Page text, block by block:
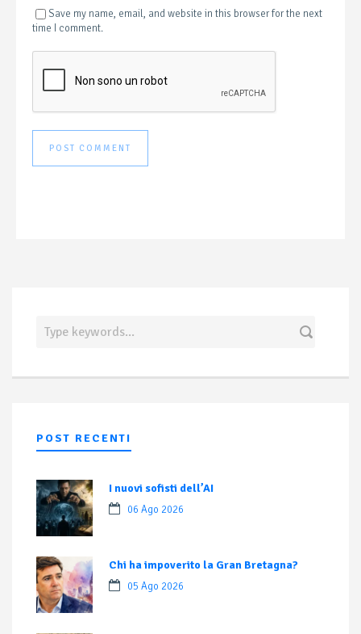
Save my name, email, and website in this browser for the next
time I comment.
POST RECENTI
I nuovi sofisti dell’AI
06 Ago 2026
Chi ha impoverito la Gran Bretagna?
05 Ago 2026